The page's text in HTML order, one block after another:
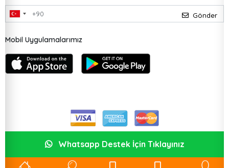
Gönder
Mobil Uygulamalarımız
Whatsapp Destek İçin Tıklayınız